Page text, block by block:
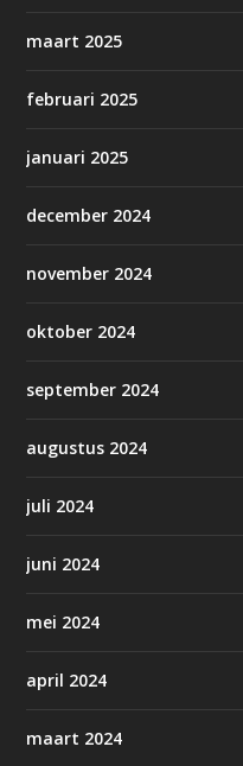
maart 2025
februari 2025
januari 2025
december 2024
november 2024
oktober 2024
september 2024
augustus 2024
juli 2024
juni 2024
mei 2024
april 2024
maart 2024